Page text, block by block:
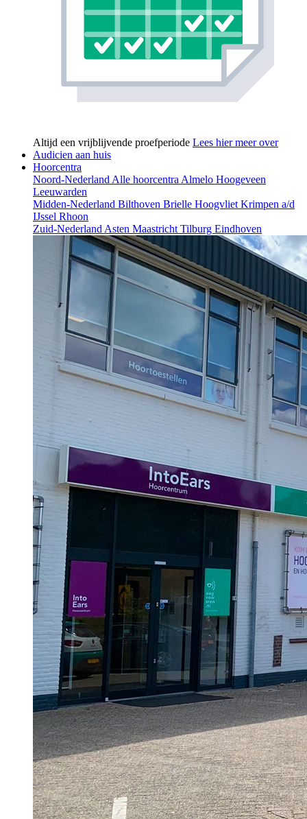
Altijd een vrijblijvende proefperiode Lees hier meer over
Audicien aan huis
Hoorcentra
Noord-Nederland Alle hoorcentra Almelo Hoogeveen
Leeuwarden
Midden-Nederland Bilthoven Brielle Hoogvliet Krimpen a/d
IJssel Rhoon
Zuid-Nederland Asten Maastricht Tilburg Eindhoven